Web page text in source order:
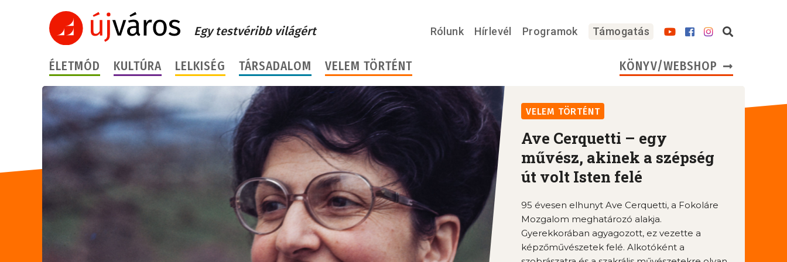
Egy testvéribb világért Rólunk Hírlevél Programok Támogatás
ÉLETMÓD KULTÚRA LELKISÉG TÁRSADALOM VELEM TÖRTÉNT KÖNYV/WEBSHOP
VELEM TÖRTÉNT
Ave Cerquetti – egy
művész, akinek a szépség
út volt Isten felé
95 évesen elhunyt Ave Cerquetti, a Fokoláre
Mozgalom meghatározó alakja.
Gyerekkorában agyagozott, ez vezette a
képzőművészetek felé. Alkotóként a